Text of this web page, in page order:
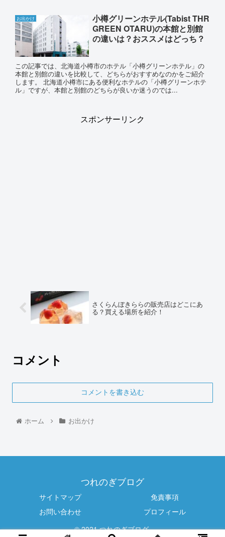
お出かけ
小樽グリーンホテル(Tabist THR
GREEN OTARU)の本館と別館
の違いは？おススメはどっち？
この記事では、北海道小樽市のホテル「小樽グリーンホテル」の
本館と別館の違いを比較して、どちらがおすすめなのかをご紹介
します。 北海道小樽市にある便利なホテルの「小樽グリーンホテ
ル」ですが、本館と別館のどちらが良いか迷うのでは...
スポンサーリンク
さくらんぼきららの販売店はどこにあ
る？買える場所を紹介！
コメント
コメントを書き込む
ホーム お出かけ
つれのぎブログ
サイトマップ
免責事項
お問い合わせ
プロフィール
© 2021 つれのぎブログ.